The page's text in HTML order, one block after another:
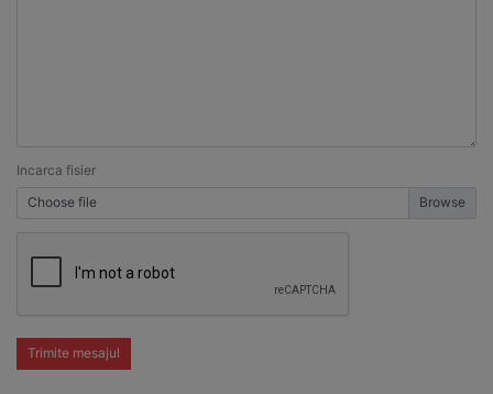
Incarca fisier
Choose file
Trimite mesajul